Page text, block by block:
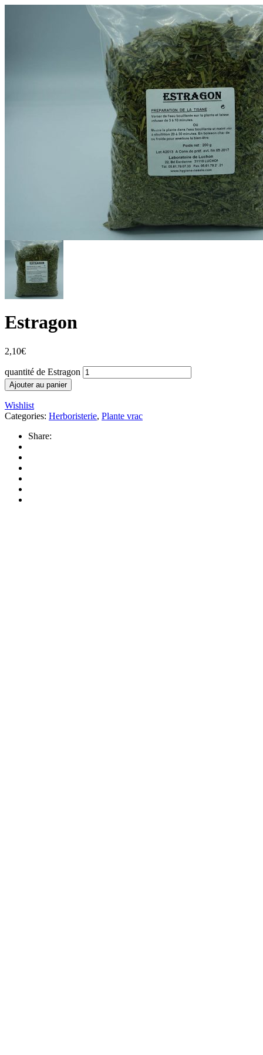
Estragon
2,10€
quantité de Estragon
Ajouter au panier
Wishlist
Categories: Herboristerie, Plante vrac
Share: